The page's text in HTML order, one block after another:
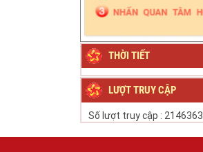
THỜI TIẾT
LƯỢT TRUY CẬP
Số lượt truy cập : 2146363